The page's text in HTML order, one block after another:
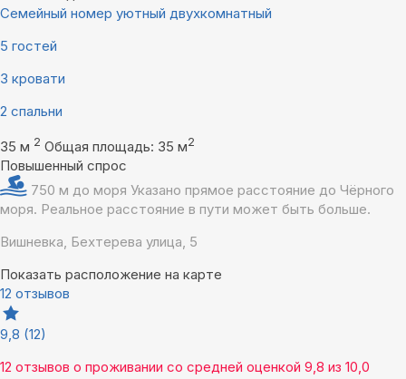
Семейный номер уютный двухкомнатный
5 гостей
3 кровати
2 спальни
35 м 2 Общая площадь: 35 м2
Повышенный спрос
750 м до моря Указано прямое расстояние до Чёрного
моря. Реальное расстояние в пути может быть больше.
Вишневка, Бехтерева улица, 5
Показать расположение на карте
12 отзывов
9,8 (12)
12 отзывов о проживании со средней оценкой 9,8 из 10,0